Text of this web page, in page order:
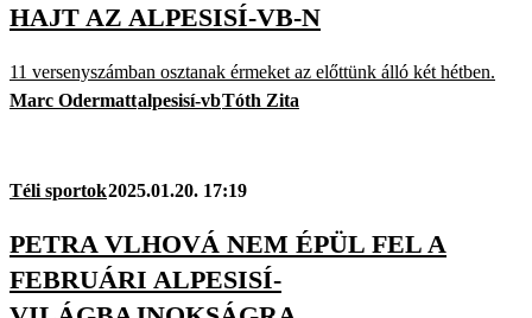
HAJT AZ ALPESISÍ-VB-N
11 versenyszámban osztanak érmeket az előttünk álló két hétben.
Marc Odermattalpesisí-vbTóth Zita
Téli sportok2025.01.20. 17:19
PETRA VLHOVÁ NEM ÉPÜL FEL A
FEBRUÁRI ALPESISÍ-